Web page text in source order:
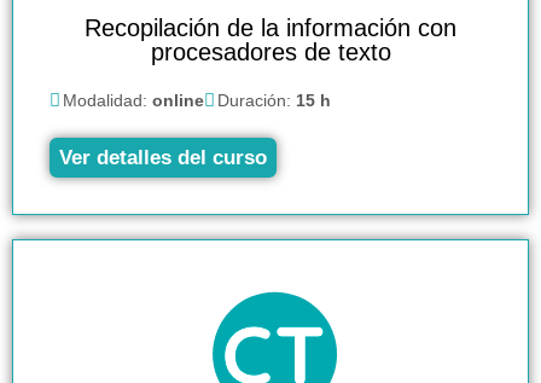
Recopilación de la información con
procesadores de texto
Modalidad: online Duración: 15 h
Ver detalles del curso